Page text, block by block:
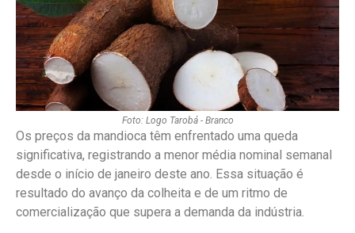
Foto: Logo Tarobá - Branco
Os preços da mandioca têm enfrentado uma queda
significativa, registrando a menor média nominal semanal
desde o início de janeiro deste ano. Essa situação é
resultado do avanço da colheita e de um ritmo de
comercialização que supera a demanda da indústria.